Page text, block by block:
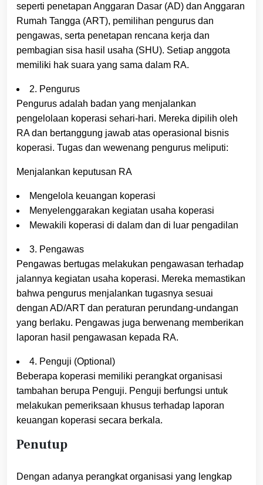
seperti penetapan Anggaran Dasar (AD) dan Anggaran
Rumah Tangga (ART), pemilihan pengurus dan
pengawas, serta penetapan rencana kerja dan
pembagian sisa hasil usaha (SHU). Setiap anggota
memiliki hak suara yang sama dalam RA.
2. Pengurus
Pengurus adalah badan yang menjalankan
pengelolaan koperasi sehari-hari. Mereka dipilih oleh
RA dan bertanggung jawab atas operasional bisnis
koperasi. Tugas dan wewenang pengurus meliputi:
Menjalankan keputusan RA
Mengelola keuangan koperasi
Menyelenggarakan kegiatan usaha koperasi
Mewakili koperasi di dalam dan di luar pengadilan
3. Pengawas
Pengawas bertugas melakukan pengawasan terhadap
jalannya kegiatan usaha koperasi. Mereka memastikan
bahwa pengurus menjalankan tugasnya sesuai
dengan AD/ART dan peraturan perundang-undangan
yang berlaku. Pengawas juga berwenang memberikan
laporan hasil pengawasan kepada RA.
4. Penguji (Optional)
Beberapa koperasi memiliki perangkat organisasi
tambahan berupa Penguji. Penguji berfungsi untuk
melakukan pemeriksaan khusus terhadap laporan
keuangan koperasi secara berkala.
Penutup
Dengan adanya perangkat organisasi yang lengkap